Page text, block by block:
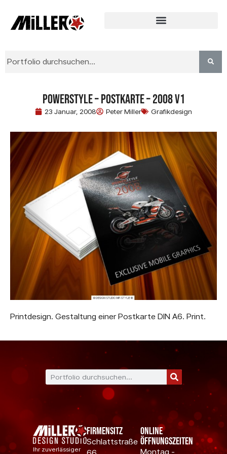
Powerstyle – Postkarte – 2008 V1
23 Januar, 2008 Peter Miller Grafikdesign
Printdesign. Gestaltung einer Postkarte DIN A6. Print.
Ihr zuverlässiger
Firmensitz
Schlattstraße
Online
Öffnungszeiten
Montag -